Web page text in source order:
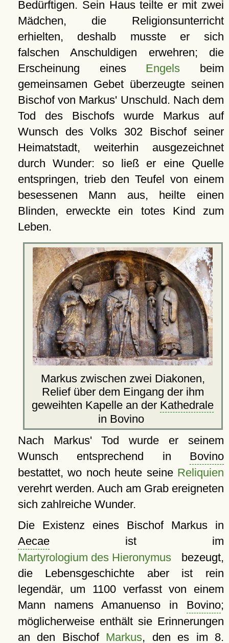
Bedürftigen. Sein Haus teilte er mit zwei
Mädchen, die Religionsunterricht
erhielten, deshalb musste er sich
falschen Anschuldigen erwehren; die
Erscheinung eines Engels beim
gemeinsamen Gebet überzeugte seinen
Bischof von Markus' Unschuld. Nach dem
Tod des Bischofs wurde Markus auf
Wunsch des Volks 302 Bischof seiner
Heimatstadt, weiterhin ausgezeichnet
durch Wunder: so ließ er eine Quelle
entspringen, trieb den Teufel von einem
besessenen Mann aus, heilte einen
Blinden, erweckte ein totes Kind zum
Leben.
Markus zwischen zwei Diakonen,
Relief über dem Eingang der ihm
geweihten Kapelle an der Kathedrale
in Bovino
Nach Markus' Tod wurde er seinem
Wunsch entsprechend in Bovino
bestattet, wo noch heute seine Reliquien
verehrt werden. Auch am Grab ereigneten
sich zahlreiche Wunder.
Die Existenz eines Bischof Markus in
Aecaeist im
Martyrologium des Hieronymusbezeugt,
die Lebensgeschichte aber ist rein
legendär, um 1100 verfasst von einem
Mann namens Amanuenso in Bovino;
möglicherweise enthält sie Erinnerungen
an den Bischof Markus, den es im 8.